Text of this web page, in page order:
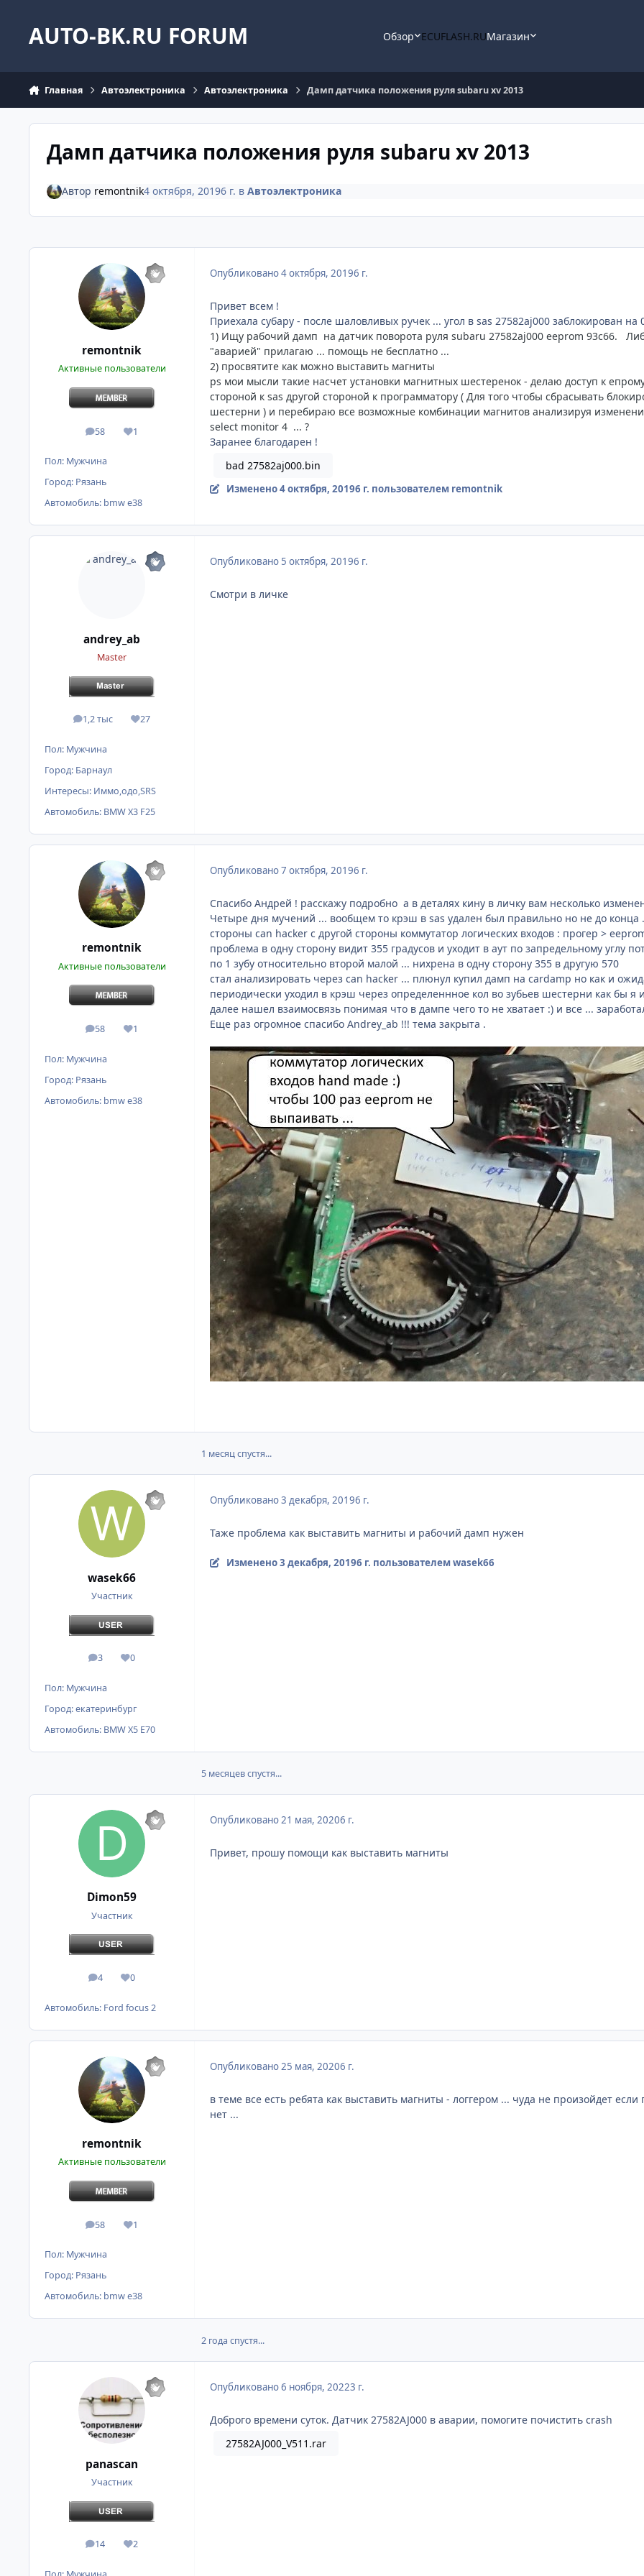
AUTO-BK.RU FORUM Обзор ECUFLASH.RUМагазин
Главная Автоэлектроника Автоэлектроника Дамп датчика положения руля subaru xv 2013
Дамп датчика положения руля subaru xv 2013
Автор remontnik4 октября, 20196 г. в Автоэлектроника
remontnik
Активные пользователи
58
сообщения
1
Репутация
Пол: Мужчина
Город: Рязань
Автомобиль: bmw e38
Опубликовано4 октября, 20196 г.
Привет всем !
Приехала субару - после шаловливых ручек ... угол в sas 27582aj000 заблокирован
1) Ищу рабочий дамп на датчик поворота руля subaru 27582aj000 eeprom 93c66.
"аварией" прилагаю ... помощь не бесплатно ...
2) просвятите как можно выставить магниты
ps мои мысли такие насчет установки магнитных шестеренок - делаю доступ к
стороной к sas другой стороной к программатору ( Для того чтобы сбрасывать
шестерни ) и перебираю все возможные комбинации магнитов анализируя
select monitor 4 ... ?
Заранее благодарен !
bad 27582aj000.bin
Изменено4 октября, 20196 г. пользователем remontnik
andrey_ab
Master
1,2 тыс
сообщения27
Репутация
Пол: Мужчина
Город: Барнаул
Интересы: Иммо,одо,SRS
Автомобиль: BMW X3 F25
Опубликовано 5 октября, 20196 г.
Смотри в личке
remontnik
Активные пользователи
58
сообщения
1
Репутация
Пол: Мужчина
Город: Рязань
Автомобиль: bmw e38
Опубликовано7 октября, 20196 г.
Спасибо Андрей ! расскажу подробно а в деталях кину в личку вам несколько
Четыре дня мучений ... вообщем то крэш в sas удален был правильно но не до конца
стороны can hacker с другой стороны коммутатор логических входов : прогер >
проблема в одну сторону видит 355 градусов и уходит в аут по запредельному
по 1 зубу относительно второй малой ... нихрена в одну сторону 355 в другую 570
стал анализировать через can hacker ... плюнул купил дамп на cardamp но как и
периодически уходил в крэш через определеннное кол во зубьев шестерни как бы я
далее нашел взаимосвязь понимая что в дампе чего то не хватает :) и все ...
Еще раз огромное спасибо Andrey_ab !!! тема закрыта .
1 месяц спустя...
wasek66
Участник
3
сообщения
0
Репутация
Пол: Мужчина
Город:екатеринбург
Автомобиль: BMW X5 E70
Опубликовано3 декабря, 20196 г.
Таже проблема как выставить магниты и рабочий дамп нужен
Изменено3 декабря, 20196 г. пользователем wasek66
5 месяцев спустя...
Dimon59
Участник
4
сообщения
0
Репутация
Автомобиль: Ford focus 2
Опубликовано21 мая, 20206 г.
Привет, прошу помощи как выставить магниты
remontnik
Активные пользователи
58
сообщения
1
Репутация
Пол: Мужчина
Город: Рязань
Автомобиль: bmw e38
Опубликовано25 мая, 20206 г.
в теме все есть ребята как выставить магниты - логгером ... чуда не произойдет
нет ...
2 года спустя...
panascan
Участник
14
сообщения
2
Репутация
Опубликовано6 ноября, 20223 г.
Доброго времени суток. Датчик 27582AJ000 в аварии, помогите почистить crash
27582AJ000_V511.rar